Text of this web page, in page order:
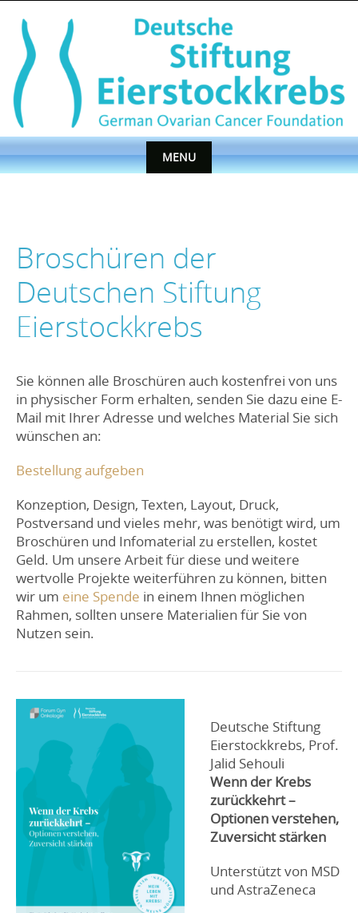
content
MENU
Broschüren der
Deutschen Stiftung
Eierstockkrebs
Sie können alle Broschüren auch kostenfrei von uns
in physischer Form erhalten, senden Sie dazu eine E-
Mail mit Ihrer Adresse und welches Material Sie sich
wünschen an:
Bestellung aufgeben
Konzeption, Design, Texten, Layout, Druck,
Postversand und vieles mehr, was benötigt wird, um
Broschüren und Infomaterial zu erstellen, kostet
Geld. Um unsere Arbeit für diese und weitere
wertvolle Projekte weiterführen zu können, bitten
wir um eine Spende in einem Ihnen möglichen
Rahmen, sollten unsere Materialien für Sie von
Nutzen sein.
Deutsche Stiftung
Eierstockkrebs, Prof.
Jalid Sehouli
Wenn der Krebs
zurückkehrt –
Optionen verstehen,
Zuversicht stärken
Unterstützt von MSD
und AstraZeneca